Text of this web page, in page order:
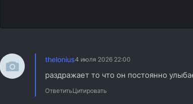
thelonius4 июля 2026 22:00
раздражает то что он постоянно
ОтветитьЦитировать